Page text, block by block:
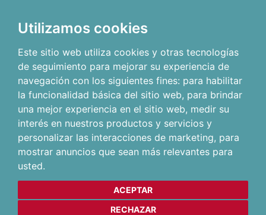
Utilizamos cookies
Este sitio web utiliza cookies y otras tecnologías
de seguimiento para mejorar su experiencia de
navegación con los siguientes fines: para habilitar
la funcionalidad básica del sitio web, para brindar
una mejor experiencia en el sitio web, medir su
interés en nuestros productos y servicios y
personalizar las interacciones de marketing, para
mostrar anuncios que sean más relevantes para
usted.
ACEPTAR
RECHAZAR